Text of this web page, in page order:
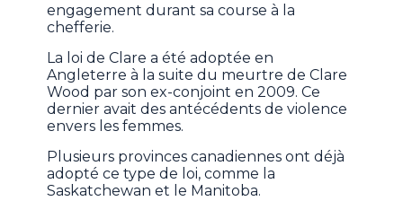
engagement durant sa course à la
chefferie.
La loi de Clare a été adoptée en
Angleterre à la suite du meurtre de Clare
Wood par son ex-conjoint en 2009. Ce
dernier avait des antécédents de violence
envers les femmes.
Plusieurs provinces canadiennes ont déjà
adopté ce type de loi, comme la
Saskatchewan et le Manitoba.